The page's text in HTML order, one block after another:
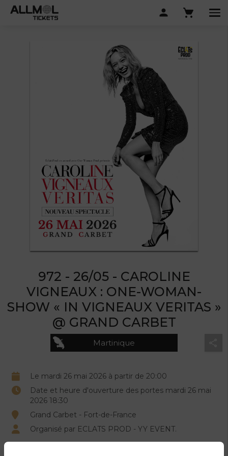
972 - 26/05 - CAROLINE
VIGNEAUX : ONE-WOMAN-
SHOW « IN VIGNEAUX VERITAS »
@ GRAND CARBET
Martinique
Le mardi 26 mai 2026 à partir de 20:00
Date et heure d'ouverture des portes mardi 26 mai
2026 18:30
Grand Carbet - Fort-de-France
Organisé par ECLATS PROD - YY EVENT.